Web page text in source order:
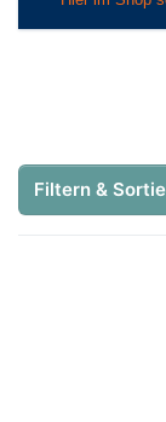
Yamaha
Filtern &